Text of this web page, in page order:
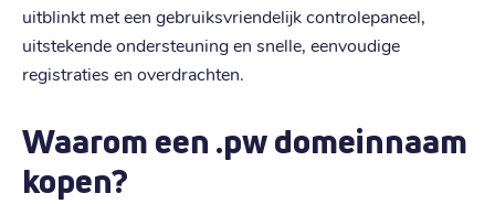
uitblinkt met een gebruiksvriendelijk controlepaneel,
uitstekende ondersteuning en snelle, eenvoudige
registraties en overdrachten.
Waarom een .pw domeinnaam
kopen?